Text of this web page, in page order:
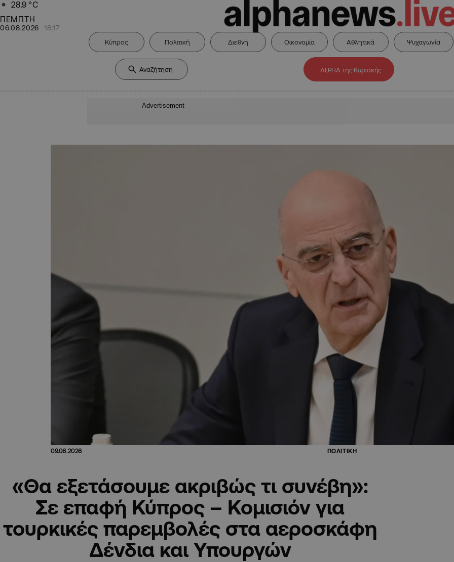
28.9 °C
ΠΕΜΠΤΗ
06.08.2026 18:17
Κύπρος Πολιτική Διεθνή Οικονομία Αθλητικά Ψυχαγωγία
ALPHA της Κυριακής
Advertisement
09.06.2026 ΠΟΛΙΤΙΚΗ
«Θα εξετάσουμε ακριβώς τι συνέβη»:
Σε επαφή Κύπρος – Κομισιόν για
τουρκικές παρεμβολές στα αεροσκάφη
Δένδια και Υπουργών